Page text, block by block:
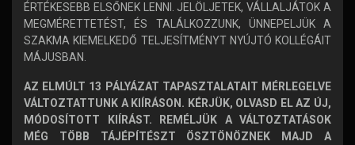
ÉRTÉKESEBB ELSŐNEK LENNI. JELÖLJETEK, VÁLLALJÁTOK A
MEGMÉRETTETÉST, ÉS TALÁLKOZZUNK, ÜNNEPELJÜK A
SZAKMA KIEMELKEDŐ TELJESÍTMÉNYT NYÚJTÓ KOLLÉGÁIT
MÁJUSBAN.
AZ ELMÚLT 13 PÁLYÁZAT TAPASZTALATAIT MÉRLEGELVE
VÁLTOZTATTUNK A KIÍRÁSON. KÉRJÜK, OLVASD EL AZ ÚJ,
MÓDOSÍTOTT KIÍRÁST. REMÉLJÜK A VÁLTOZTATÁSOK
MÉG TÖBB TÁJÉPÍTÉSZT ÖSZTÖNÖZNEK MAJD A